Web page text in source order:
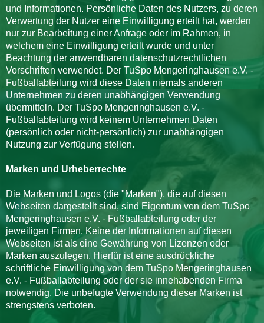
und Informationen. Persönliche Daten des Nutzers, zu deren
Verwertung der Nutzer eine Einwilligung erteilt hat, werden
nur zur Bearbeitung einer Anfrage oder im Rahmen, in
welchem eine Einwilligung erteilt wurde und unter
Beachtung der anwendbaren datenschutzrechtlichen
Vorschriften verwendet. Der TuSpo Mengeringhausen e.V. -
Fußballabteilung wird diese Daten niemals anderen
Unternehmen zu deren unabhängigen Verwendung
übermitteln. Der TuSpo Mengeringhausen e.V. -
Fußballabteilung wird keinem Unternehmen Daten
(persönlich oder nicht-persönlich) zur unabhängigen
Nutzung zur Verfügung stellen.
Marken und Urheberrechte
Die Marken und Logos (die "Marken"), die auf diesen
Webseiten dargestellt sind, sind Eigentum von dem TuSpo
Mengeringhausen e.V. - Fußballabteilung oder der
jeweiligen Firmen. Keine der Informationen auf diesen
Webseiten ist als eine Gewährung von Lizenzen oder
Marken auszulegen. Hierfür ist eine ausdrückliche
schriftliche Einwilligung von dem TuSpo Mengeringhausen
e.V. - Fußballabteilung oder der sie innehabenden Firma
notwendig. Die unbefugte Verwendung dieser Marken ist
strengstens verboten.